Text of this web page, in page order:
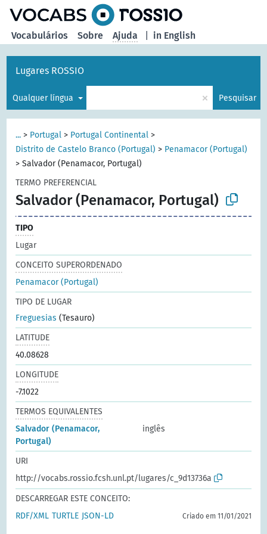
in English
Vocabulários Sobre Ajuda
Lugares ROSSIO
Qualquer língua × Pesquisar
... > Portugal > Portugal Continental >
Distrito de Castelo Branco (Portugal) > Penamacor (Portugal)
>Salvador (Penamacor, Portugal)
TERMO PREFERENCIAL
Salvador (Penamacor, Portugal)
TIPO
Lugar
CONCEITO SUPERORDENADO
Penamacor (Portugal)
TIPO DE LUGAR
Freguesias (Tesauro)
LATITUDE
40.08628
LONGITUDE
-7.1022
TERMOS EQUIVALENTES
Salvador (Penamacor,
Portugal)
inglês
URI
http://vocabs.rossio.fcsh.unl.pt/lugares/c_9d13736a
DESCARREGAR ESTE CONCEITO:
RDF/XML TURTLE JSON-LD Criado em 11/01/2021